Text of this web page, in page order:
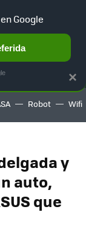
TERRITORIO
Robot Wifi
y
auto,
que
×
Google